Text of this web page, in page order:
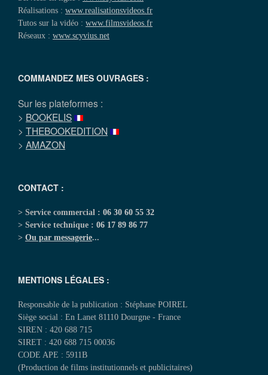
Réalisations : www.realisationsvideos.fr
Tutos sur la vidéo : www.filmsvideos.fr
Réseaux : www.scyvius.net
COMMANDEZ MES OUVRAGES :
Sur les plateformes :
> BOOKELIS
> THEBOOKEDITION
> AMAZON
CONTACT :
> Service commercial : 06 30 60 55 32
> Service technique : 06 17 89 86 77
> Ou par messagerie...
MENTIONS LÉGALES :
Responsable de la publication : Stéphane POIREL
Siège social : En Lanet 81110 Dourgne - France
SIREN : 420 688 715
SIRET : 420 688 715 00036
CODE APE : 5911B
(Production de films institutionnels et publicitaires)